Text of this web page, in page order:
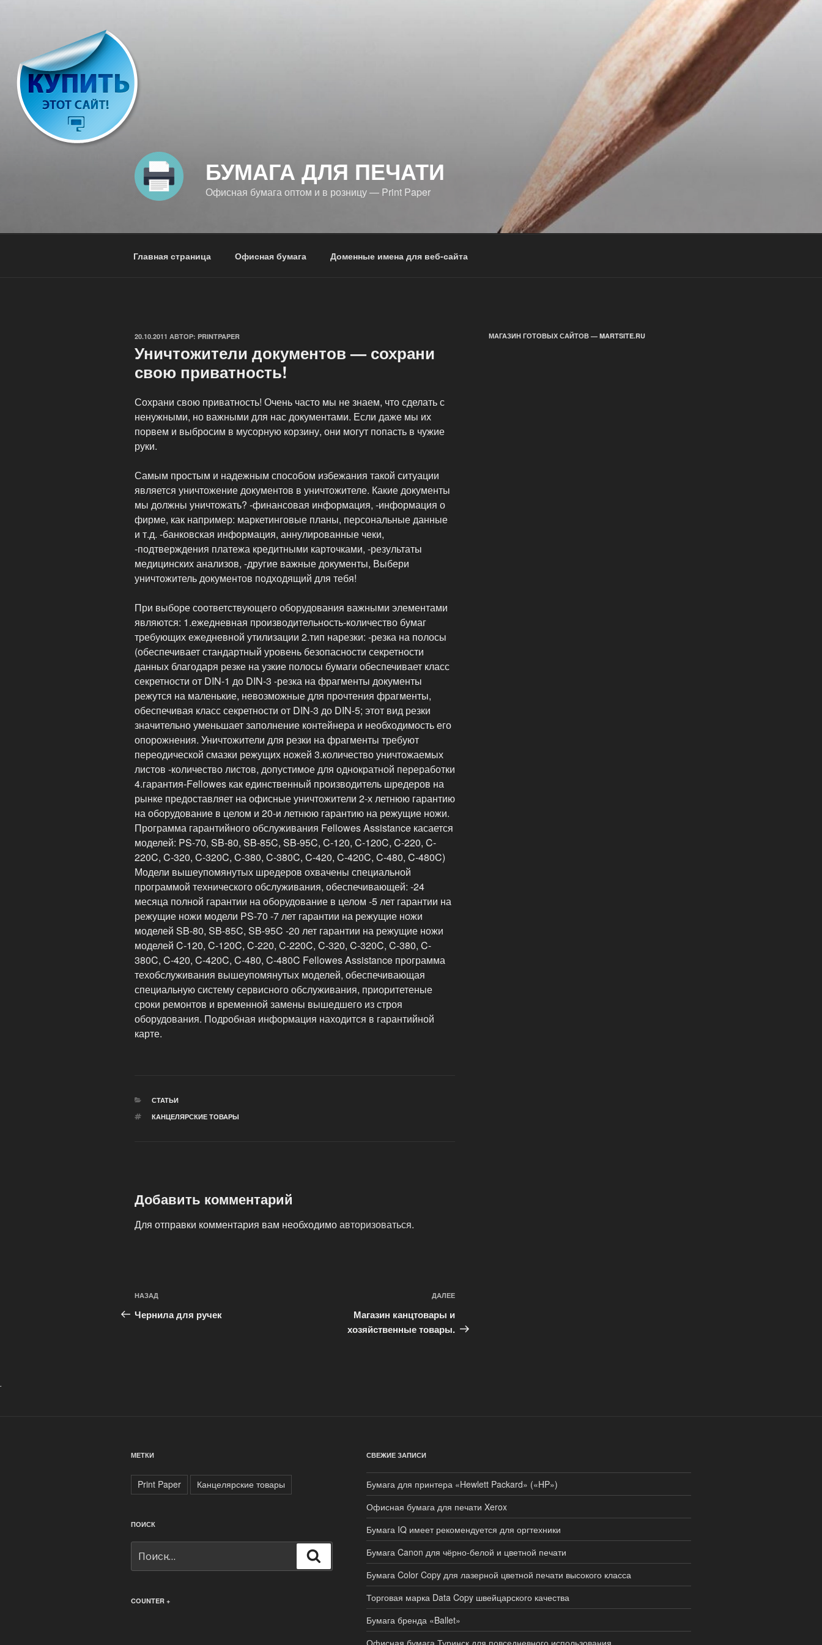
БУМАГА ДЛЯ ПЕЧАТИ
Офисная бумага оптом и в розницу — Print Paper
Главная страница Офисная бумага Доменные имена для веб-сайта
ОПУБЛИКОВАНО
20.10.2011 АВТОР: PRINTPAPER
Уничтожители документов — сохрани
свою приватность!
Сохрани свою приватность! Очень часто мы не знаем, что сделать с
ненужными, но важными для нас документами. Если даже мы их
порвем и выбросим в мусорную корзину, они могут попасть в чужие
руки.
Самым простым и надежным способом избежания такой ситуации
является уничтожение документов в уничтожителе. Какие документы
мы должны уничтожать? -финансовая информация, -информация о
фирме, как например: маркетинговые планы, персональные данные
и т.д. -банковская информация, аннулированные чеки,
-подтверждения платежа кредитными карточками, -результаты
медицинских анализов, -другие важные документы, Выбери
уничтожитель документов подходящий для тебя!
При выборе соответствующего оборудования важными элементами
являются: 1.ежедневная производительность-количество бумаг
требующих ежедневной утилизации 2.тип нарезки: -резка на полосы
(обеспечивает стандартный уровень безопасности секретности
данных благодаря резке на узкие полосы бумаги обеспечивает класс
секретности от DIN-1 до DIN-3 -резка на фрагменты документы
режутся на маленькие, невозможные для прочтения фрагменты,
обеспечивая класс секретности от DIN-3 до DIN-5; этот вид резки
значительно уменьшает заполнение контейнера и необходимость его
опорожнения. Уничтожители для резки на фрагменты требуют
переодической смазки режущих ножей 3.количество уничтожаемых
листов -количество листов, допустимое для однократной переработки
4.гарантия-Fellowes как единственный производитель шредеров на
рынке предоставляет на офисные уничтожители 2-х летнюю гарантию
на оборудование в целом и 20-и летнюю гарантию на режущие ножи.
Программа гарантийного обслуживания Fellowes Assistance касается
моделей: PS-70, SB-80, SB-85C, SB-95C, C-120, C-120C, C-220, C-
220C, C-320, C-320C, C-380, C-380C, C-420, C-420C, C-480, C-480C)
Модели вышеупомянутых шредеров охвачены специальной
программой технического обслуживания, обеспечивающей: -24
месяца полной гарантии на оборудование в целом -5 лет гарантии на
режущие ножи модели PS-70 -7 лет гарантии на режущие ножи
моделей SB-80, SB-85C, SB-95C -20 лет гарантии на режущие ножи
моделей C-120, C-120C, C-220, C-220C, C-320, C-320C, C-380, C-
380C, C-420, C-420C, C-480, C-480C Fellowes Assistance программа
техобслуживания вышеупомянутых моделей, обеспечивающая
специальную систему сервисного обслуживания, приоритетеные
сроки ремонтов и временной замены вышедшего из строя
оборудования. Подробная информация находится в гарантийной
карте.
РУБРИКИ
СТАТЬИ
МЕТКИ
КАНЦЕЛЯРСКИЕ ТОВАРЫ
Добавить комментарий
Для отправки комментария вам необходимоавторизоваться.
Навигация
по
Предыдущая
запись:
НАЗАД
Чернила для ручек
ДАЛЕЕ
Магазин канцтовары и
хозяйственные товары.
МАГАЗИН ГОТОВЫХ САЙТОВ — MARTSITE.RU
.
МЕТКИ
Print Paper Канцелярские товары
ПОИСК
COUNTER +
СВЕЖИЕ ЗАПИСИ
Бумага для принтера «Hewlett Packard» («HP»)
Офисная бумага для печати Xerox
Бумага IQ имеет рекомендуется для оргтехники
Бумага Canon для чёрно-белой и цветной печати
Бумага Color Copy для лазерной цветной печати высокого класса
Торговая марка Data Copy швейцарского качества
Бумага бренда «Ballet»
Офисная бумага Туринск для повседневного использования